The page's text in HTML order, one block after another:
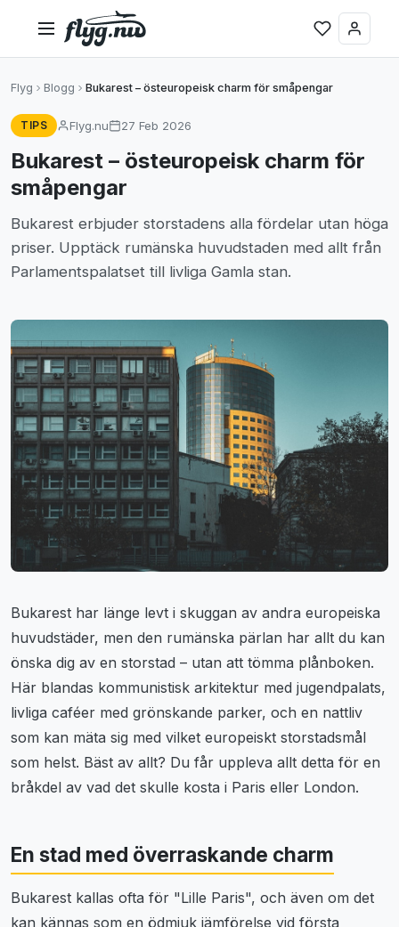
Flyg Blogg Bukarest – östeuropeisk charm för småpengar
TIPS Flyg.nu 27 Feb 2026
Bukarest – östeuropeisk charm för
småpengar
Bukarest erbjuder storstadens alla fördelar utan höga
priser. Upptäck rumänska huvudstaden med allt från
Parlamentspalatset till livliga Gamla stan.
Bukarest har länge levt i skuggan av andra europeiska
huvudstäder, men den rumänska pärlan har allt du kan
önska dig av en storstad – utan att tömma plånboken.
Här blandas kommunistisk arkitektur med jugendpalats,
livliga caféer med grönskande parker, och en nattliv
som kan mäta sig med vilket europeiskt storstadsmål
som helst. Bäst av allt? Du får uppleva allt detta för en
bråkdel av vad det skulle kosta i Paris eller London.
En stad med överraskande charm
Bukarest kallas ofta för "Lille Paris", och även om det
kan kännas som en ödmjuk jämförelse vid första